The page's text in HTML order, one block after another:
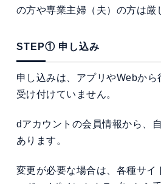
の方や専業主婦（夫）の方は厳
STEP① 申し込み
申し込みは、アプリやWebから
受け付けていません。
dアカウントの会員情報から、
あります。
変更が必要な場合は、各種サイ